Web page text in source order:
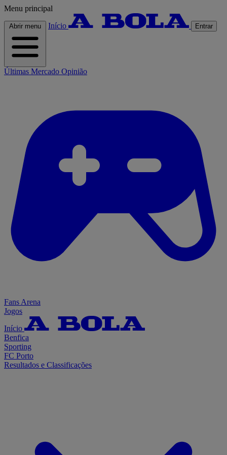
Menu principal
Abrir menu Início Entrar
Últimas Mercado Opinião
Fans Arena
Jogos
Início
Benfica
Sporting
FC Porto
Resultados e Classificações